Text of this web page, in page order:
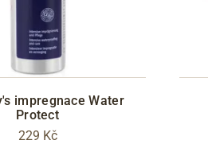
impregnace Water
Protect
229 Kč